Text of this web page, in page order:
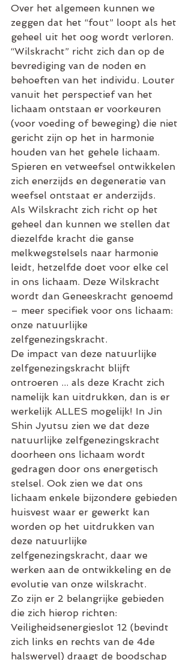
Over het algemeen kunnen we
zeggen dat het “fout” loopt als het
geheel uit het oog wordt verloren.
“Wilskracht” richt zich dan op de
bevrediging van de noden en
behoeften van het individu. Louter
vanuit het perspectief van het
lichaam ontstaan er voorkeuren
(voor voeding of beweging) die niet
gericht zijn op het in harmonie
houden van het gehele lichaam.
Spieren en vetweefsel ontwikkelen
zich enerzijds en degeneratie van
weefsel ontstaat er anderzijds.
Als Wilskracht zich richt op het
geheel dan kunnen we stellen dat
diezelfde kracht die ganse
melkwegstelsels naar harmonie
leidt, hetzelfde doet voor elke cel
in ons lichaam. Deze Wilskracht
wordt dan Geneeskracht genoemd
– meer specifiek voor ons lichaam:
onze natuurlijke
zelfgenezingskracht.
De impact van deze natuurlijke
zelfgenezingskracht blijft
ontroeren ... als deze Kracht zich
namelijk kan uitdrukken, dan is er
werkelijk ALLES mogelijk! In Jin
Shin Jyutsu zien we dat deze
natuurlijke zelfgenezingskracht
doorheen ons lichaam wordt
gedragen door ons energetisch
stelsel. Ook zien we dat ons
lichaam enkele bijzondere gebieden
huisvest waar er gewerkt kan
worden op het uitdrukken van
deze natuurlijke
zelfgenezingskracht, daar we
werken aan de ontwikkeling en de
evolutie van onze wilskracht.
Zo zijn er 2 belangrijke gebieden
die zich hierop richten:
Veiligheidsenergieslot 12 (bevindt
zich links en rechts van de 4de
halswervel) draagt de boodschap